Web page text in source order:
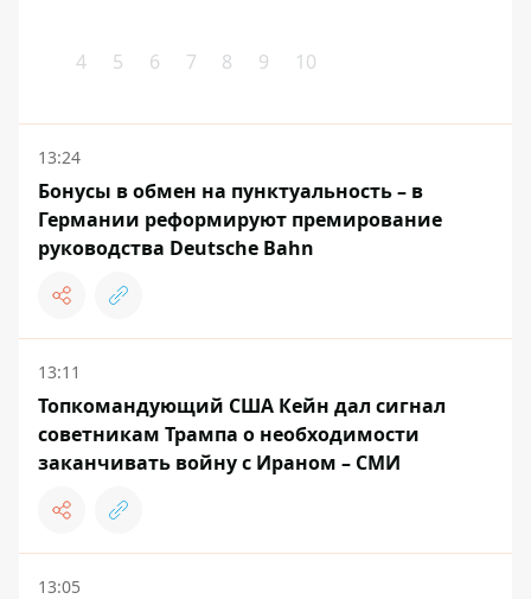
4 5 6 7 8 9 10
13:24
Бонусы в обмен на пунктуальность – в
Германии реформируют премирование
руководства Deutsche Bahn
13:11
Топкомандующий США Кейн дал сигнал
советникам Трампа о необходимости
заканчивать войну с Ираном – СМИ
13:05